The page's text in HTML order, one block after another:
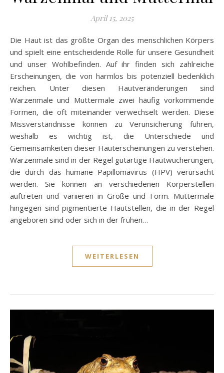
April 15, 2025
Die Haut ist das größte Organ des menschlichen Körpers
und spielt eine entscheidende Rolle für unsere Gesundheit
und unser Wohlbefinden. Auf ihr finden sich zahlreiche
Erscheinungen, die von harmlos bis potenziell bedenklich
reichen. Unter diesen Hautveränderungen sind
Warzenmale und Muttermale zwei häufig vorkommende
Formen, die oft miteinander verwechselt werden. Diese
Missverständnisse können zu Verunsicherung führen,
weshalb es wichtig ist, die Unterschiede und
Gemeinsamkeiten dieser Hauterscheinungen zu verstehen.
Warzenmale sind in der Regel gutartige Hautwucherungen,
die durch das humane Papillomavirus (HPV) verursacht
werden. Sie können an verschiedenen Körperstellen
auftreten und variieren in Größe und Form. Muttermale
hingegen sind pigmentierte Hautstellen, die in der Regel
angeboren sind oder sich in der frühen…
WEITERLESEN